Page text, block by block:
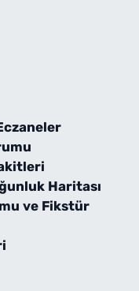
Haritası
ve Fikstür